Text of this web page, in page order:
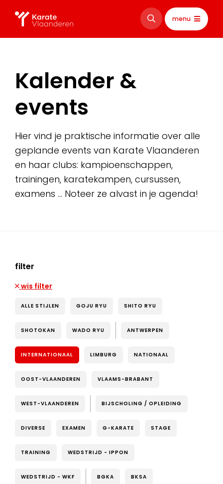
menu
Kalender &
events
Hier vind je praktische informatie over alle
geplande events van Karate Vlaanderen
en haar clubs: kampioenschappen,
trainingen, karatekampen, cursussen,
examens … Noteer ze alvast in je agenda!
filter
wis filter
ALLE STIJLEN GOJU RYU SHITO RYU
SHOTOKAN WADO RYU ANTWERPEN
INTERNATIONAAL LIMBURG NATIONAAL
OOST-VLAANDEREN VLAAMS-BRABANT
WEST-VLAANDEREN BIJSCHOLING / OPLEIDING
DIVERSE EXAMEN G-KARATE STAGE
TRAINING WEDSTRIJD - IPPON
WEDSTRIJD - WKF BGKA BKSA